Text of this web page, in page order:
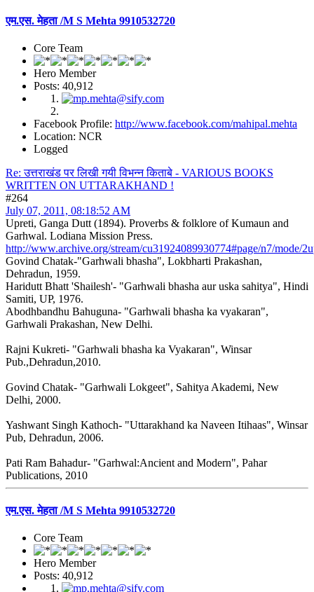
एम.एस. मेहता /M S Mehta 9910532720
Core Team
Hero Member
Posts: 40,912
Facebook Profile: http://www.facebook.com/mahipal.mehta
Location: NCR
Logged
Re: उत्तराखंड पर लिखी गयी विभन्न किताबे - VARIOUS BOOKS
WRITTEN ON UTTARAKHAND !
#264
July 07, 2011, 08:18:52 AM
Upreti, Ganga Dutt (1894). Proverbs & folklore of Kumaun and
Garhwal. Lodiana Mission Press.
http://www.archive.org/stream/cu31924089930774#page/n7/mode/
Govind Chatak-"Garhwali bhasha", Lokbharti Prakashan,
Dehradun, 1959.
Haridutt Bhatt 'Shailesh'- "Garhwali bhasha aur uska sahitya", Hindi
Samiti, UP, 1976.
Abodhbandhu Bahuguna- "Garhwali bhasha ka vyakaran",
Garhwali Prakashan, New Delhi.
Rajni Kukreti- "Garhwali bhasha ka Vyakaran", Winsar
Pub.,Dehradun,2010.
Govind Chatak- "Garhwali Lokgeet", Sahitya Akademi, New
Delhi, 2000.
Yashwant Singh Kathoch- "Uttarakhand ka Naveen Itihaas", Winsar
Pub, Dehradun, 2006.
Pati Ram Bahadur- "Garhwal:Ancient and Modern", Pahar
Publications, 2010
एम.एस. मेहता /M S Mehta 9910532720
Core Team
Hero Member
Posts: 40,912